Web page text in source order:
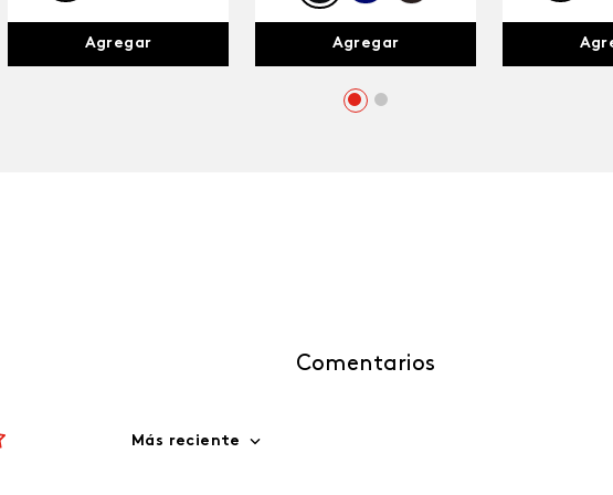
Agregar Agregar
Comentarios
Más reciente